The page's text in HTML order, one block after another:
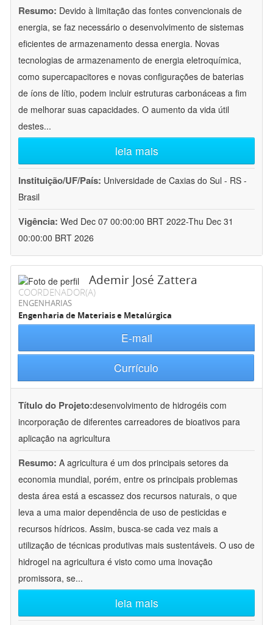
Resumo: Devido à limitação das fontes convencionais de
energia, se faz necessário o desenvolvimento de sistemas
eficientes de armazenamento dessa energia. Novas
tecnologias de armazenamento de energia eletroquímica,
como supercapacitores e novas configurações de baterias
de íons de lítio, podem incluir estruturas carbonáceas a fim
de melhorar suas capacidades. O aumento da vida útil
destes...
leia mais
Instituição/UF/País: Universidade de Caxias do Sul - RS -
Brasil
Vigência: Wed Dec 07 00:00:00 BRT 2022-Thu Dec 31
00:00:00 BRT 2026
Ademir José Zattera
COORDENADOR(A)
ENGENHARIAS
Engenharia de Materiais e Metalúrgica
E-mail
Currículo
Título do Projeto:desenvolvimento de hidrogéis com
incorporação de diferentes carreadores de bioativos para
aplicação na agricultura
Resumo: A agricultura é um dos principais setores da
economia mundial, porém, entre os principais problemas
desta área está a escassez dos recursos naturais, o que
leva a uma maior dependência de uso de pesticidas e
recursos hídricos. Assim, busca-se cada vez mais a
utilização de técnicas produtivas mais sustentáveis. O uso de
hidrogel na agricultura é visto como uma inovação
promissora, se...
leia mais